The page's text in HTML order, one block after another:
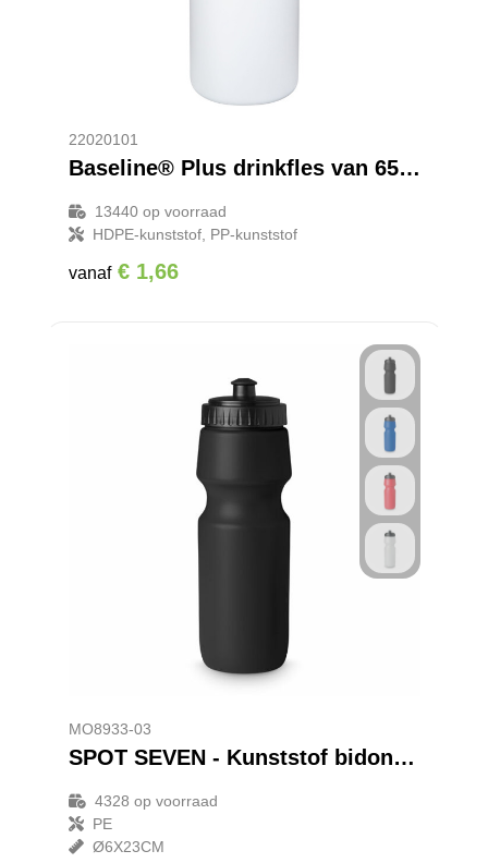
22020101
Baseline® Plus drinkfles van 650 ml
13440op voorraad
HDPE-kunststof, PP-kunststof
vanaf € 1,66
MO8933-03
SPOT SEVEN - Kunststof bidon 700 ml
4328 op voorraad
PE
Ø6X23CM